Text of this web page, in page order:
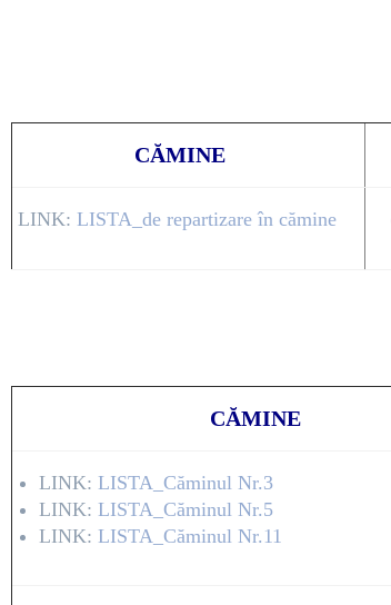
CĂMINE
LINK: LISTA_de repartizare în cămine
CĂMINE
LINK: LISTA_Căminul Nr.3
LINK: LISTA_Căminul Nr.5
LINK: LISTA_Căminul Nr.11